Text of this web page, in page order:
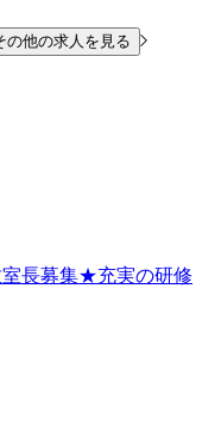
の他の求人を見る
室長募集★充実の研修